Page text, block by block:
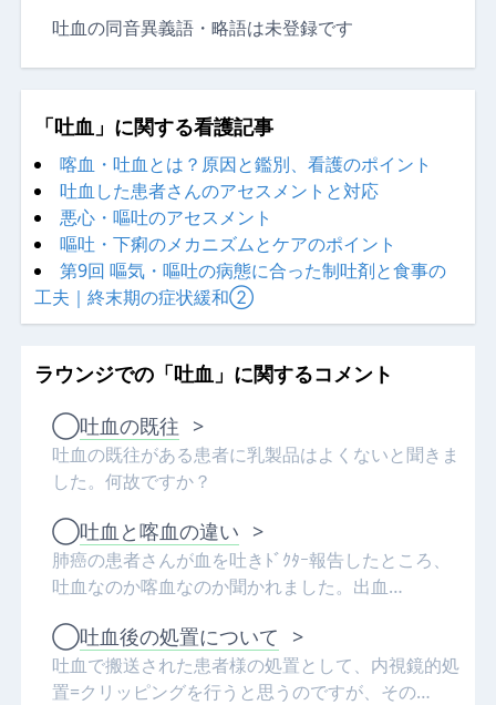
吐血の同音異義語・略語は未登録です
「吐血」に関する看護記事
喀血・吐血とは？原因と鑑別、看護のポイント
吐血した患者さんのアセスメントと対応
悪心・嘔吐のアセスメント
嘔吐・下痢のメカニズムとケアのポイント
第9回 嘔気・嘔吐の病態に合った制吐剤と食事の
工夫｜終末期の症状緩和②
ラウンジでの「吐血」に関するコメント
◯吐血の既往 >
吐血の既往がある患者に乳製品はよくないと聞きま
した。何故ですか？
◯吐血と喀血の違い >
肺癌の患者さんが血を吐きﾄﾞｸﾀｰ報告したところ、
吐血なのか喀血なのか聞かれました。出血…
◯吐血後の処置について >
吐血で搬送された患者様の処置として、内視鏡的処
置=クリッピングを行うと思うのですが、その…